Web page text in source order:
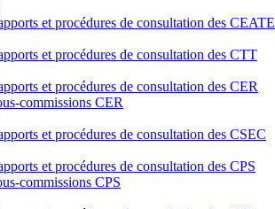
et procédures de consultation des CEATE
et procédures de consultation des CTT
et procédures de consultation des CER
commissions CER
et procédures de consultation des CSEC
et procédures de consultation des CPS
commissions CPS